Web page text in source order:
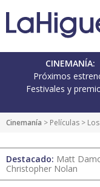
CINEMANÍA:
Próximos
Festivales y
Cinemanía > Películas >
Destacado: Matt
Christopher Nolan